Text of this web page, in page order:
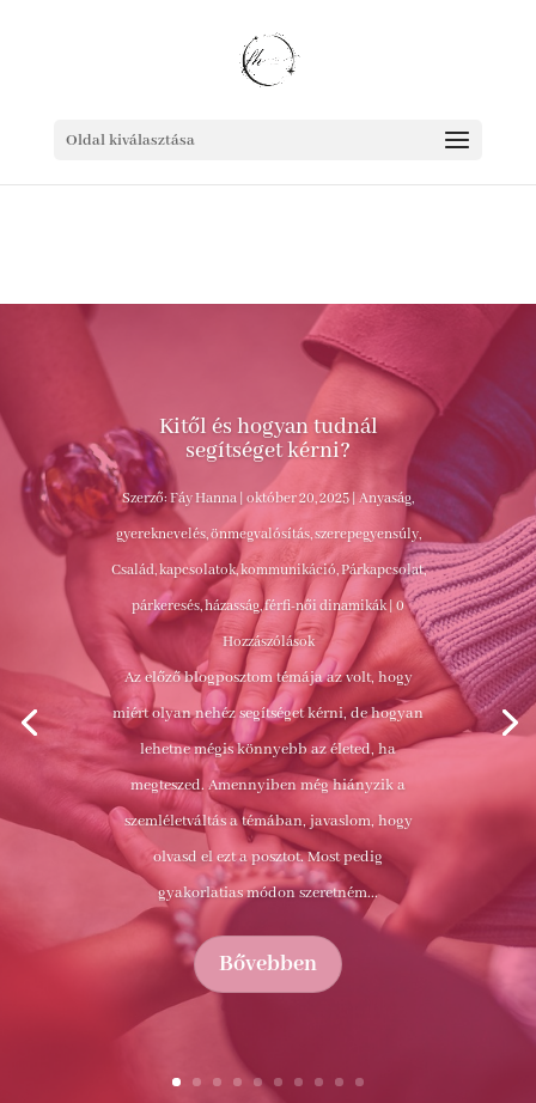
Oldal kiválasztása
Kitől és hogyan tudnál
segítséget kérni?
Szerző: Fáy Hanna október 20, 2025 Anyaság,
gyereknevelés, önmegvalósítás, szerepegyensúly,
Család, kapcsolatok, kommunikáció,Párkapcsolat,
párkeresés, házasság, férfi-női dinamikák| 0
Hozzászólások
Az előző blogposztom témája az volt, hogy
miért olyan nehéz segítséget kérni, de hogyan
lehetne mégis könnyebb az életed, ha
megteszed. Amennyiben még hiányzik a
szemléletváltás a témában, javaslom, hogy
olvasd el ezt a posztot. Most pedig
gyakorlatias módon szeretném...
Bővebben